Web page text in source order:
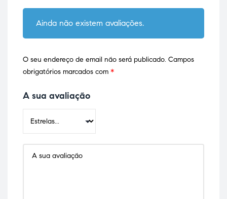
Ainda não existem avaliações.
O seu endereço de email não será publicado. Campos
obrigatórios marcados com *
A sua avaliação